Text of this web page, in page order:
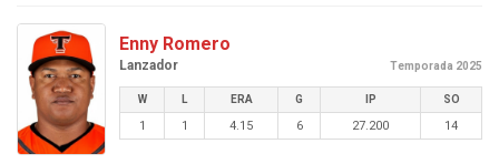
Enny Romero
Lanzador Temporada 2025
W L ERA G IP SO
1 1 4.15 6 27.200 14